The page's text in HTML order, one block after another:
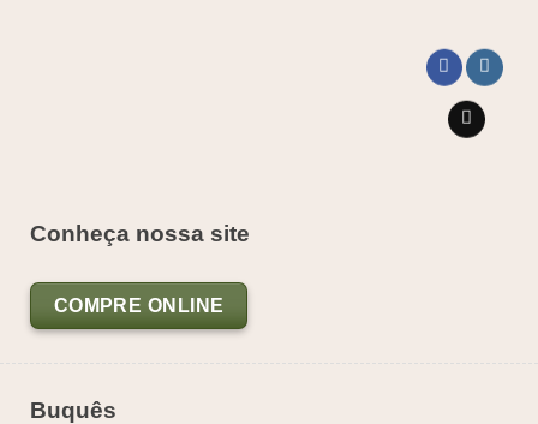
Conheça nossa site
COMPRE ONLINE
Buquês